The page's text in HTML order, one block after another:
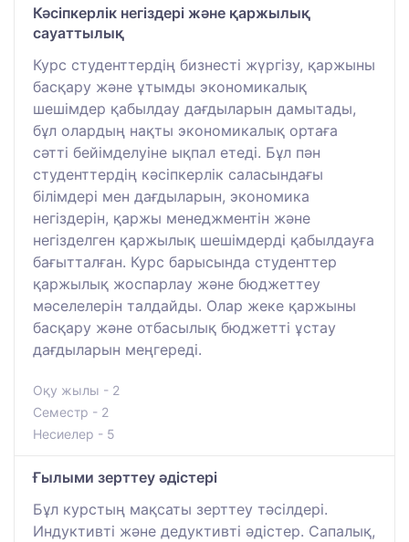
Кәсіпкерлік негіздері және қаржылық
сауаттылық
Курс студенттердің бизнесті жүргізу, қаржыны
басқару және ұтымды экономикалық
шешімдер қабылдау дағдыларын дамытады,
бұл олардың нақты экономикалық ортаға
сәтті бейімделуіне ықпал етеді. Бұл пән
студенттердің кәсіпкерлік саласындағы
білімдері мен дағдыларын, экономика
негіздерін, қаржы менеджментін және
негізделген қаржылық шешімдерді қабылдауға
бағытталған. Курс барысында студенттер
қаржылық жоспарлау және бюджеттеу
мәселелерін талдайды. Олар жеке қаржыны
басқару және отбасылық бюджетті ұстау
дағдыларын меңгереді.
Оқу жылы - 2
Семестр - 2
Несиелер - 5
Ғылыми зерттеу әдістері
Бұл курстың мақсаты зерттеу тәсілдері.
Индуктивті және дедуктивті әдістер. Сапалық,